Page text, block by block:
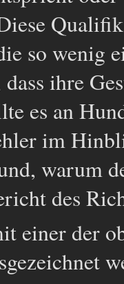
so wenig
dass ihre
es an
im
warum
des
einer der